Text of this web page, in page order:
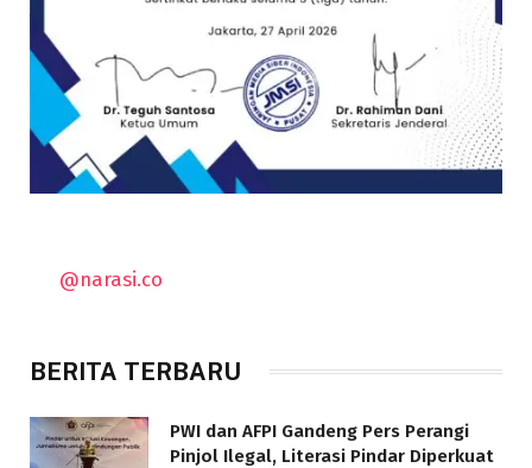
@narasi.co
BERITA TERBARU
PWI dan AFPI Gandeng Pers Perangi
Pinjol Ilegal, Literasi Pindar Diperkuat